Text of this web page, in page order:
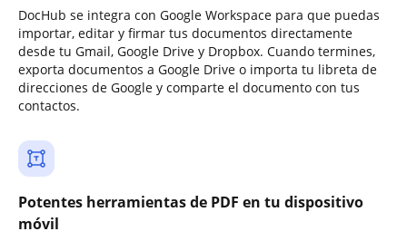
DocHub se integra con Google Workspace para que puedas
importar, editar y firmar tus documentos directamente
desde tu Gmail, Google Drive y Dropbox. Cuando termines,
exporta documentos a Google Drive o importa tu libreta de
direcciones de Google y comparte el documento con tus
contactos.
Potentes herramientas de PDF en tu dispositivo
móvil